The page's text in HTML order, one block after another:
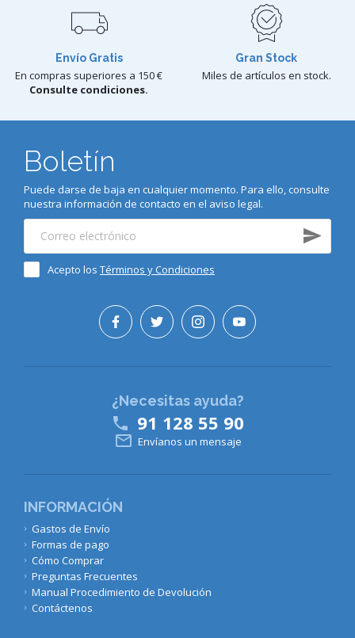
Envío Gratis
En compras superiores a 150 €
Consulte condiciones.
Gran Stock
Miles de artículos en stock.
Boletín
Puede darse de baja en cualquier momento. Para ello, consulte
nuestra información de contacto en el aviso legal.
Acepto los Términos y Condiciones
INFORMACIÓN
Gastos de Envío
Formas de pago
Cómo Comprar
Preguntas Frecuentes
Manual Procedimiento de Devolución
Contáctenos
¿Necesitas ayuda?
 91 128 55 90
 Envíanos un mensaje